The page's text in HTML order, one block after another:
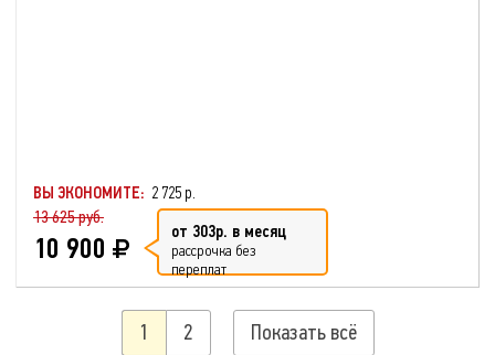
ВЫ ЭКОНОМИТЕ: 2 725 р.
13 625 руб.
10 900 от 303р. в месяц
рассрочка без
переплат
1 2 Показать всё